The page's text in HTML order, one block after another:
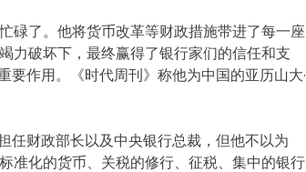
碌了。他将货币改革等财政措施带进了每一座
力破坏下，最终赢得了银行家们的信任和支
作用。《时代周刊》称他为中国的亚历山大·
任财政部长以及中央银行总裁，但他不以为
准化的货币、关税的修行、征税、集中的银行